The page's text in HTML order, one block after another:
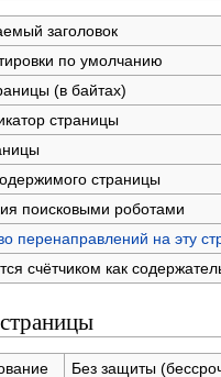
заголовок
по умолчанию
(в байтах)
страницы
страницы
поисковыми роботами
перенаправлений на эту
счётчиком как
Без защиты